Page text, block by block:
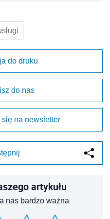
do druku
do nas
na newsletter
artykułu
nas bardzo ważna